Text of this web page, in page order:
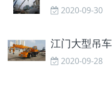
2020-09-30
2020-09-28